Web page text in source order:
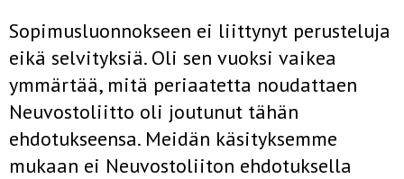
Sopimusluonnokseen ei liittynyt perusteluja
eikä selvityksiä. Oli sen vuoksi vaikea
ymmärtää, mitä periaatetta noudattaen
Neuvostoliitto oli joutunut tähän
ehdotukseensa. Meidän käsityksemme
mukaan ei Neuvostoliiton ehdotuksella